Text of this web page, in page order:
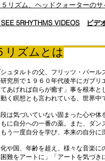
５リズム、ヘッドクォーターのサ
SEE 5RHYTHMS VIDEOS ビデ
リズムとは
ュタルトの父、フリッツ・パー
究所で１９６０年代後半にガブ
てあげれば自らが癒す」事を根本
く瞑想とも言われている、世界中
は気づいていない固まった心や
もに自分への一番の薬。また、ダ
もう一度自分を学び、本来の自分に
や国、年齢を超え、様々な音楽に
困難をアートに」「アートを気づ